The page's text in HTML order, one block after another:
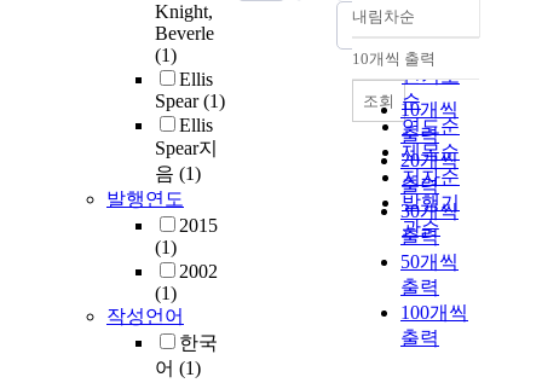
Knight,
Beverle
(1)
Ellis
Spear(1)
Ellis
Spear지
음 (1)
발행연도
2015
(1)
2002
(1)
작성언어
한국
어 (1)
정확도
순
인기도
순
연도순
제목순
저자순
발행기
관순
내림차순
내림차순
10개씩 출력
10개씩
출력
20개씩
출력
30개씩
출력
50개씩
출력
100개씩
출력
조회